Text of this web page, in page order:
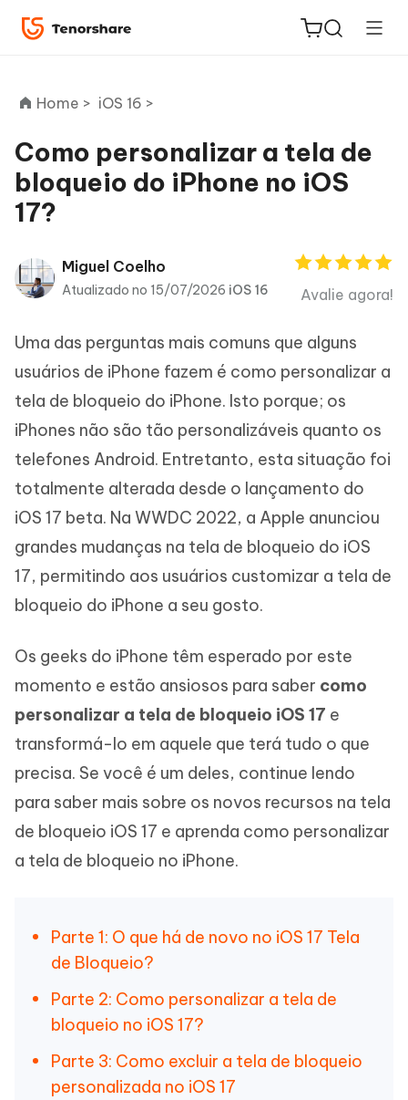
ReiBoot
for iOS
PDNob
PDF
iAnyGo
Home > iOS 16 >
Como personalizar a tela de
bloqueio do iPhone no iOS
17?
Miguel Coelho
Atualizado no 15/07/2026 iOS 16 Avalie agora!
Uma das perguntas mais comuns que alguns
usuários de iPhone fazem é como personalizar a
tela de bloqueio do iPhone. Isto porque; os
iPhones não são tão personalizáveis quanto os
telefones Android. Entretanto, esta situação foi
totalmente alterada desde o lançamento do
iOS 17 beta. Na WWDC 2022, a Apple anunciou
grandes mudanças na tela de bloqueio do iOS
17, permitindo aos usuários customizar a tela de
bloqueio do iPhone a seu gosto.
Os geeks do iPhone têm esperado por este
momento e estão ansiosos para saber como
personalizar a tela de bloqueio iOS 17 e
transformá-lo em aquele que terá tudo o que
precisa. Se você é um deles, continue lendo
para saber mais sobre os novos recursos na tela
de bloqueio iOS 17 e aprenda como personalizar
a tela de bloqueio no iPhone.
Parte 1: O que há de novo no iOS 17 Tela
de Bloqueio?
Parte 2: Como personalizar a tela de
bloqueio no iOS 17?
Parte 3: Como excluir a tela de bloqueio
personalizada no iOS 17